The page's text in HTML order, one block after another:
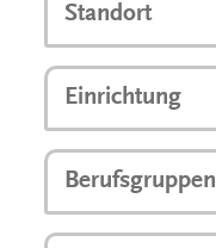
Standort
Einrichtung
Berufsgruppen